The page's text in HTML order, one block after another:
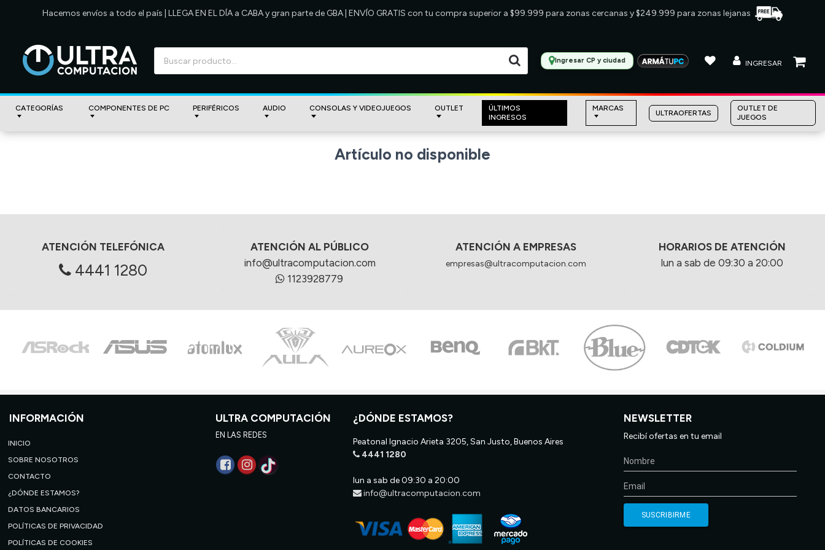
Hacemos envíos a todo el país | LLEGA EN EL DÍA a CABA y gran parte de GBA | ENVÍO GRATIS con tu compra superior a $99.999 para zonas cercanas y $249.999 para zonas lejanas
Ingresar CP y ciudad INGRESAR
CATEGORÍAS COMPONENTES DE PC PERIFÉRICOS AUDIO CONSOLAS Y VIDEOJUEGOS OUTLET
ÚLTIMOS
INGRESOS
MARCAS
ULTRAOFERTAS
OUTLET DE
JUEGOS
Artículo no disponible
ATENCIÓN TELEFÓNICA
4441 1280
ATENCIÓN AL PÚBLICO
info@ultracomputacion.com
1123928779
ATENCIÓN A EMPRESAS
empresas@ultracomputacion.com
HORARIOS DE ATENCIÓN
lun a sab de 09:30 a 20:00
INFORMACIÓN
INICIO
SOBRE NOSOTROS
CONTACTO
¿DÓNDE ESTAMOS?
DATOS BANCARIOS
POLÍTICAS DE PRIVACIDAD
POLÍTICAS DE COOKIES
ULTRA COMPUTACIÓN
EN LAS REDES
¿DÓNDE ESTAMOS?
Peatonal Ignacio Arieta 3205, San Justo, Buenos Aires
4441 1280
lun a sab de 09:30 a 20:00
info@ultracomputacion.com
NEWSLETTER
Recibí ofertas en tu email